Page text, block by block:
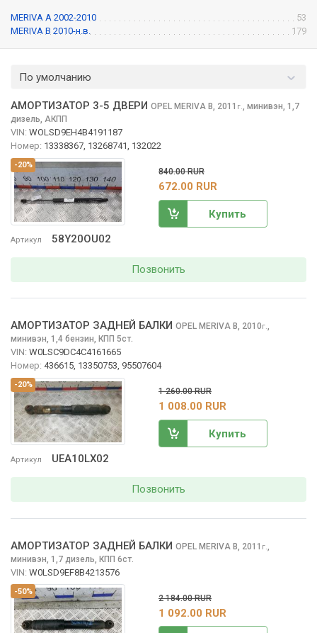
MERIVA A 2002-2010
53
MERIVA B 2010-н.в.
179
По умолчанию
-20%
Артикул 58Y20OU02
АМОРТИЗАТОР 3-5 ДВЕРИ OPEL MERIVA B, 2011 г., минивэн, 1,7
дизель, АКПП
VIN: WOLSD9EH4B4191187
Номер: 13338367, 13268741, 132022
840.00 RUR
672.00 RUR
Купить
Позвонить
-20%
Артикул UEA10LX02
АМОРТИЗАТОР ЗАДНЕЙ БАЛКИ OPEL MERIVA B, 2010г.,
минивэн, 1,4 бензин, КПП 5ст.
VIN: W0LSC9DC4C4161665
Номер: 436615, 13350753, 95507604
1 260.00 RUR
1 008.00 RUR
Купить
Позвонить
-50%
АМОРТИЗАТОР ЗАДНЕЙ БАЛКИ OPEL MERIVA B, 2011 г.
минивэн, 1,7 дизель, КПП 6ст.
VIN: W0LSD9EF8B4213576
2 184.00 RUR
1 092.00 RUR